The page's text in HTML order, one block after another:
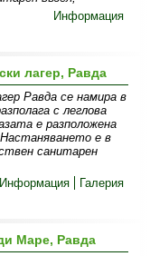
Информация
лагер, Равда
Равда се намира в
с леглова
е разположена
е в
санитарен
Информация
Галерия
Маре, Равда